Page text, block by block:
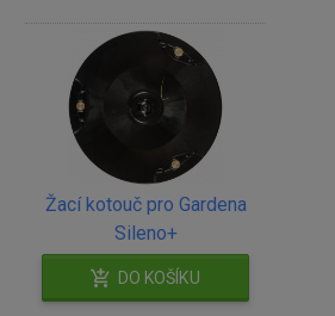
Žací kotouč pro Gardena
Sileno+
DO KOŠÍKU